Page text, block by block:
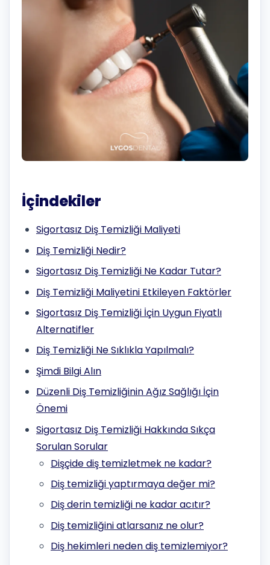
İçindekiler
Sigortasız Diş Temizliği Maliyeti
Diş Temizliği Nedir?
Sigortasız Diş Temizliği Ne Kadar Tutar?
Diş Temizliği Maliyetini Etkileyen Faktörler
Sigortasız Diş Temizliği İçin Uygun Fiyatlı
Alternatifler
Diş Temizliği Ne Sıklıkla Yapılmalı?
Şimdi Bilgi Alın
Düzenli Diş Temizliğinin Ağız Sağlığı İçin
Önemi
Sigortasız Diş Temizliği Hakkında Sıkça
Sorulan Sorular
Dişçide diş temizletmek ne kadar?
Diş temizliği yaptırmaya değer mi?
Diş derin temizliği ne kadar acıtır?
Diş temizliğini atlarsanız ne olur?
Diş hekimleri neden diş temizlemiyor?